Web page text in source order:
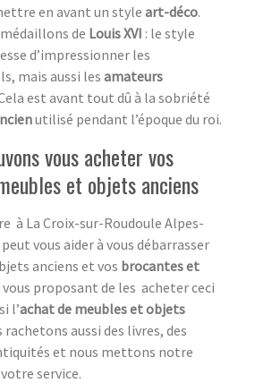
en avant un style art-déco.
de Louis XVI : le style
d’impressionner les
mais aussi les amateurs
est avant tout dû à la sobriété
utilisé pendant l’époque du roi.
vous acheter vos
et objets anciens
à La Croix-sur-Roudoule Alpes-
vous aider à vous débarrasser
anciens et vos brocantes et
vous proposant de les acheter ceci
l’achat de meubles et objets
rachetons aussi des livres, des
et nous mettons notre
service.